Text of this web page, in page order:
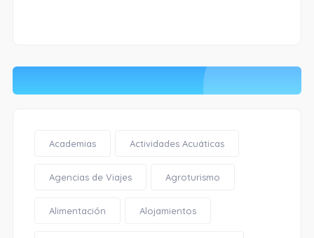
Academias Actividades Acuáticas
Agencias de Viajes Agroturismo
Alimentación Alojamientos